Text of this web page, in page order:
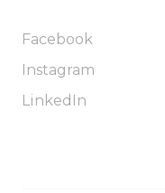
Facebook
Instagram
LinkedIn